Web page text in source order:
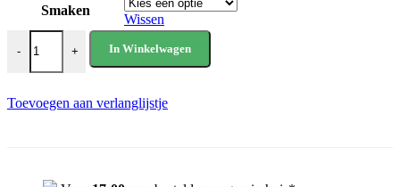
Smaken
Wissen
-
Grunt EAA (30 servings) aantal
+ In Winkelwagen
Toevoegen aan verlanglijstje